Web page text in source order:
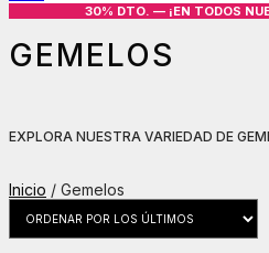
30% DTO. — ¡EN TODOS
GEMELOS
EXPLORA NUESTRA VARIEDAD DE
Inicio / Gemelos